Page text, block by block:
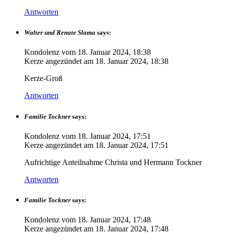
Antworten
Walter und Renate Slama says:
Kondolenz vom 18. Januar 2024, 18:38
Kerze angezündet am 18. Januar 2024, 18:38
Kerze-Groß
Antworten
Familie Tockner says:
Kondolenz vom 18. Januar 2024, 17:51
Kerze angezündet am 18. Januar 2024, 17:51
Aufrichtige Anteilnahme Christa und Hermann Tockner
Antworten
Familie Tockner says:
Kondolenz vom 18. Januar 2024, 17:48
Kerze angezündet am 18. Januar 2024, 17:48